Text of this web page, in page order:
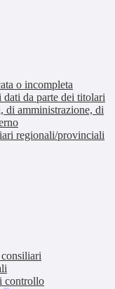
o incompleta
dati da parte dei titolari
di amministrazione, di
regionali/provinciali
controllo